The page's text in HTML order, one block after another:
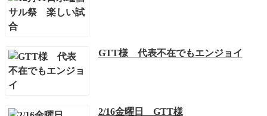
GTT様 代表不在でもエンジョイ
2/16金曜日 GTT様